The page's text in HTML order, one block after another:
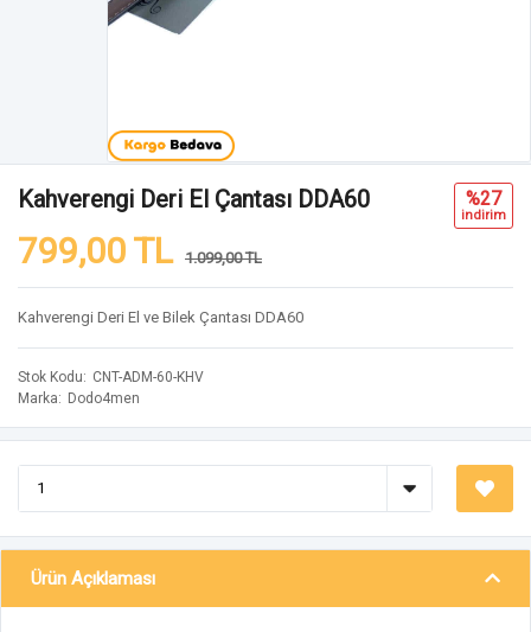
Kahverengi Deri El Çantası DDA60
799,00 TL 1.099,00 TL
%27
i̇ndi̇ri̇m
Kahverengi Deri El ve Bilek Çantası DDA60
Stok Kodu
CNT-ADM-60-KHV
Marka
Dodo4men
Ürün Açıklaması